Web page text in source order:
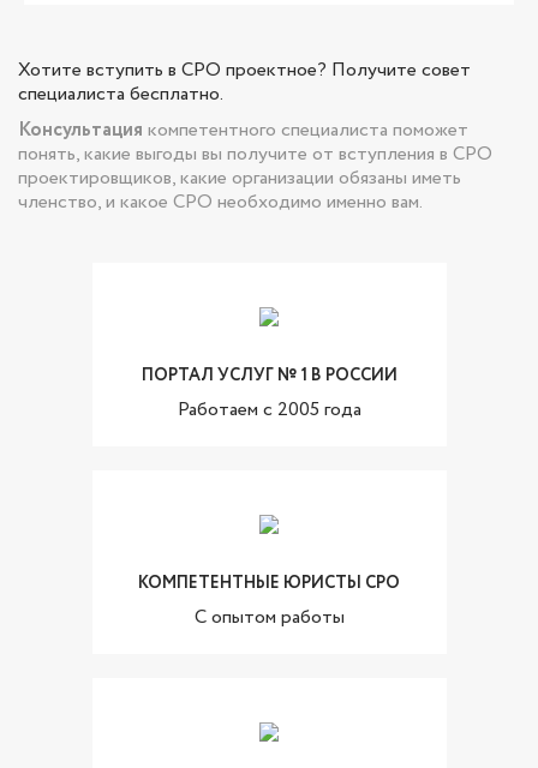
Хотите вступить в СРО проектное? Получите совет
специалиста бесплатно.
Консультация компетентного специалиста поможет
понять, какие выгоды вы получите от вступления в СРО
проектировщиков, какие организации обязаны иметь
членство, и какое СРО необходимо именно вам.
ПОРТАЛ УСЛУГ № 1 В РОССИИ
Работаем с 2005 года
КОМПЕТЕНТНЫЕ ЮРИСТЫ СРО
C опытом работы